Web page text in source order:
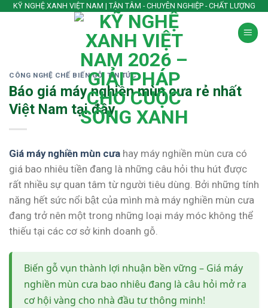
SkipKỸ NGHỆ XANH VIỆT NAM | TẬN TÂM - CHUYÊN NGHIỆP - CHẤT LƯỢNG
CÔNG NGHỆ CHẾ BIẾN GỖ TIN TỨC
Báo giá máy nghiền mùn cưa rẻ nhất
Việt Nam tại đây
Giá máy nghiền mùn cưa hay máy nghiền mùn cưa có
giá bao nhiêu tiền đang là những câu hỏi thu hút được
rất nhiều sự quan tâm từ người tiêu dùng. Bởi những tính
năng hết sức nổi bật của mình mà máy nghiền mùn cưa
đang trở nên một trong những loại máy móc không thể
thiếu tại các cơ sở kinh doanh gỗ.
Biến gỗ vụn thành lợi nhuận bền vững – Giá máy
nghiền mùn cưa bao nhiêu đang là câu hỏi mở ra
cơ hội vàng cho nhà đầu tư thông minh!